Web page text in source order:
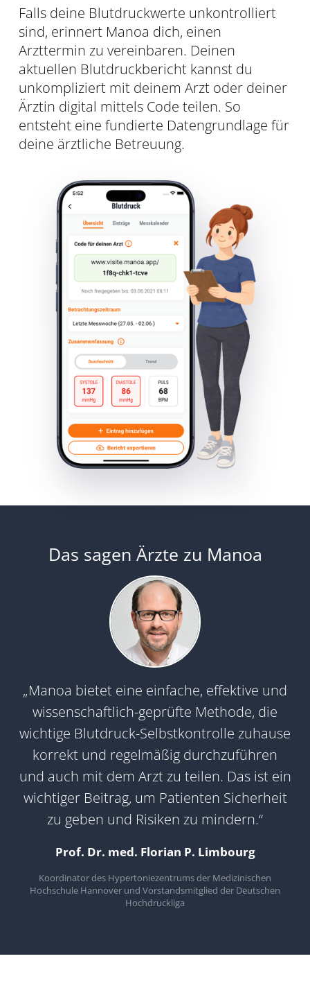
Falls deine Blutdruckwerte unkontrolliert
sind, erinnert Manoa dich, einen
Arzttermin zu vereinbaren. Deinen
aktuellen Blutdruckbericht kannst du
unkompliziert mit deinem Arzt oder deiner
Ärztin digital mittels Code teilen. So
entsteht eine fundierte Datengrundlage für
deine ärztliche Betreuung.
Das sagen Ärzte zu Manoa
„Manoa bietet eine einfache, effektive und
wissenschaftlich-geprüfte Methode, die
wichtige Blutdruck-Selbstkontrolle zuhause
korrekt und regelmäßig durchzuführen
und auch mit dem Arzt zu teilen. Das ist ein
wichtiger Beitrag, um Patienten Sicherheit
zu geben und Risiken zu mindern.“
Prof. Dr. med. Florian P. Limbourg
Koordinator des Hypertoniezentrums der Medizinischen
Hochschule Hannover und Vorstandsmitglied der Deutschen
Hochdruckliga